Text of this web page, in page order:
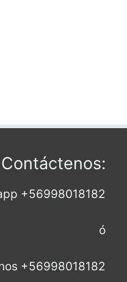
Contáctenos:
+56998018182
ó
+56998018182